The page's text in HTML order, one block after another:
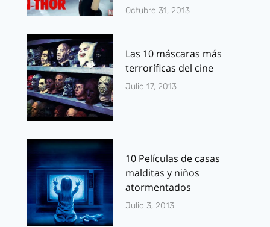
Octubre 31, 2013
Las 10 máscaras más
terroríficas del cine
Julio 17, 2013
10 Películas de casas
malditas y niños
atormentados
Julio 3, 2013